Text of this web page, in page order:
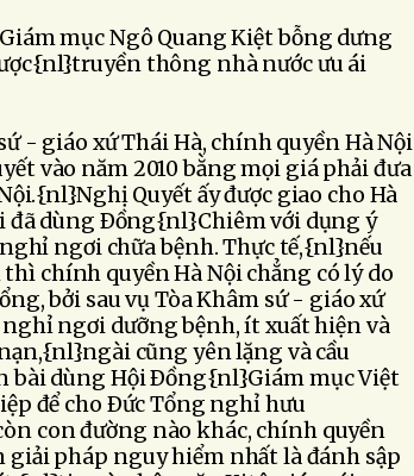
mục Ngô Quang Kiệt bỗng dưng
thông nhà nước ưu ái
- giáo xứ Thái Hà, chính quyền Hà Nội
vào năm 2010 bằng mọi giá phải đưa
Quyết ấy được giao cho Hà
đã dùng Ðồng{nl}Chiêm với dụng ý
ngơi chữa bệnh. Thực tế,{nl}nếu
chính quyền Hà Nội chẳng có lý do
bởi sau vụ Tòa Khâm sứ - giáo xứ
ngơi dưỡng bệnh, ít xuất hiện và
cũng yên lặng và cầu
bài dùng Hội Ðồng{nl}Giám mục Việt
để cho Ðức Tổng nghỉ hưu
con đường nào khác, chính quyền
pháp nguy hiểm nhất là đánh sập